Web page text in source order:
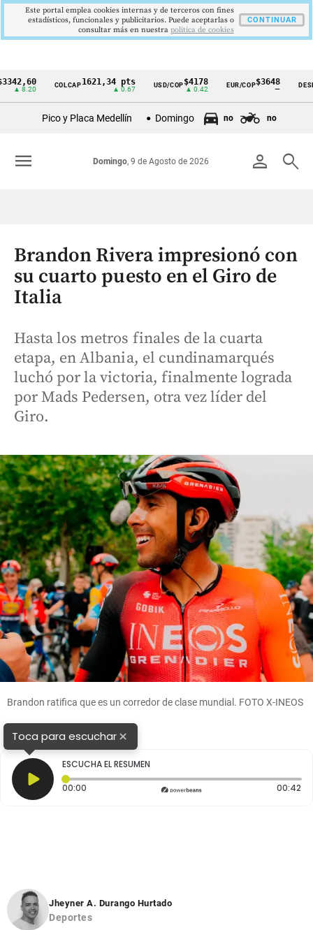
Cintillo
Colombia
COLCAP1621,34 pts USD/COP$4178
▲ 0.42
EUR/COP$3648
—
Pico y Placa Medellín Domingo no no
person search
Domingo, 9 de Agosto de 2026
menu
Brandon Rivera impresionó con
su cuarto puesto en el Giro de
Italia
Hasta los metros finales de la cuarta
etapa, en Albania, el cundinamarqués
luchó por la victoria, finalmente lograda
por Mads Pedersen, otra vez líder del
Giro.
Brandon ratifica que es un corredor de clase mundial. FOTO X-INEOS
Toca para escuchar×
ESCUCHA EL RESUMEN
00:00 Tiempo transcurrido: 0 segundos 00:42
Jheyner A. Durango Hurtado
Deportes
Este portal emplea cookies internas y de terceros con fines
estadísticos, funcionales y publicitarios. Puede aceptarlas o
consultar más en nuestra politica de cookies
CONTINUAR